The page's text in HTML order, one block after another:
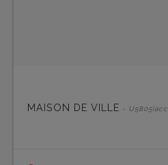
MAISON DE VILLE - U5805iacc